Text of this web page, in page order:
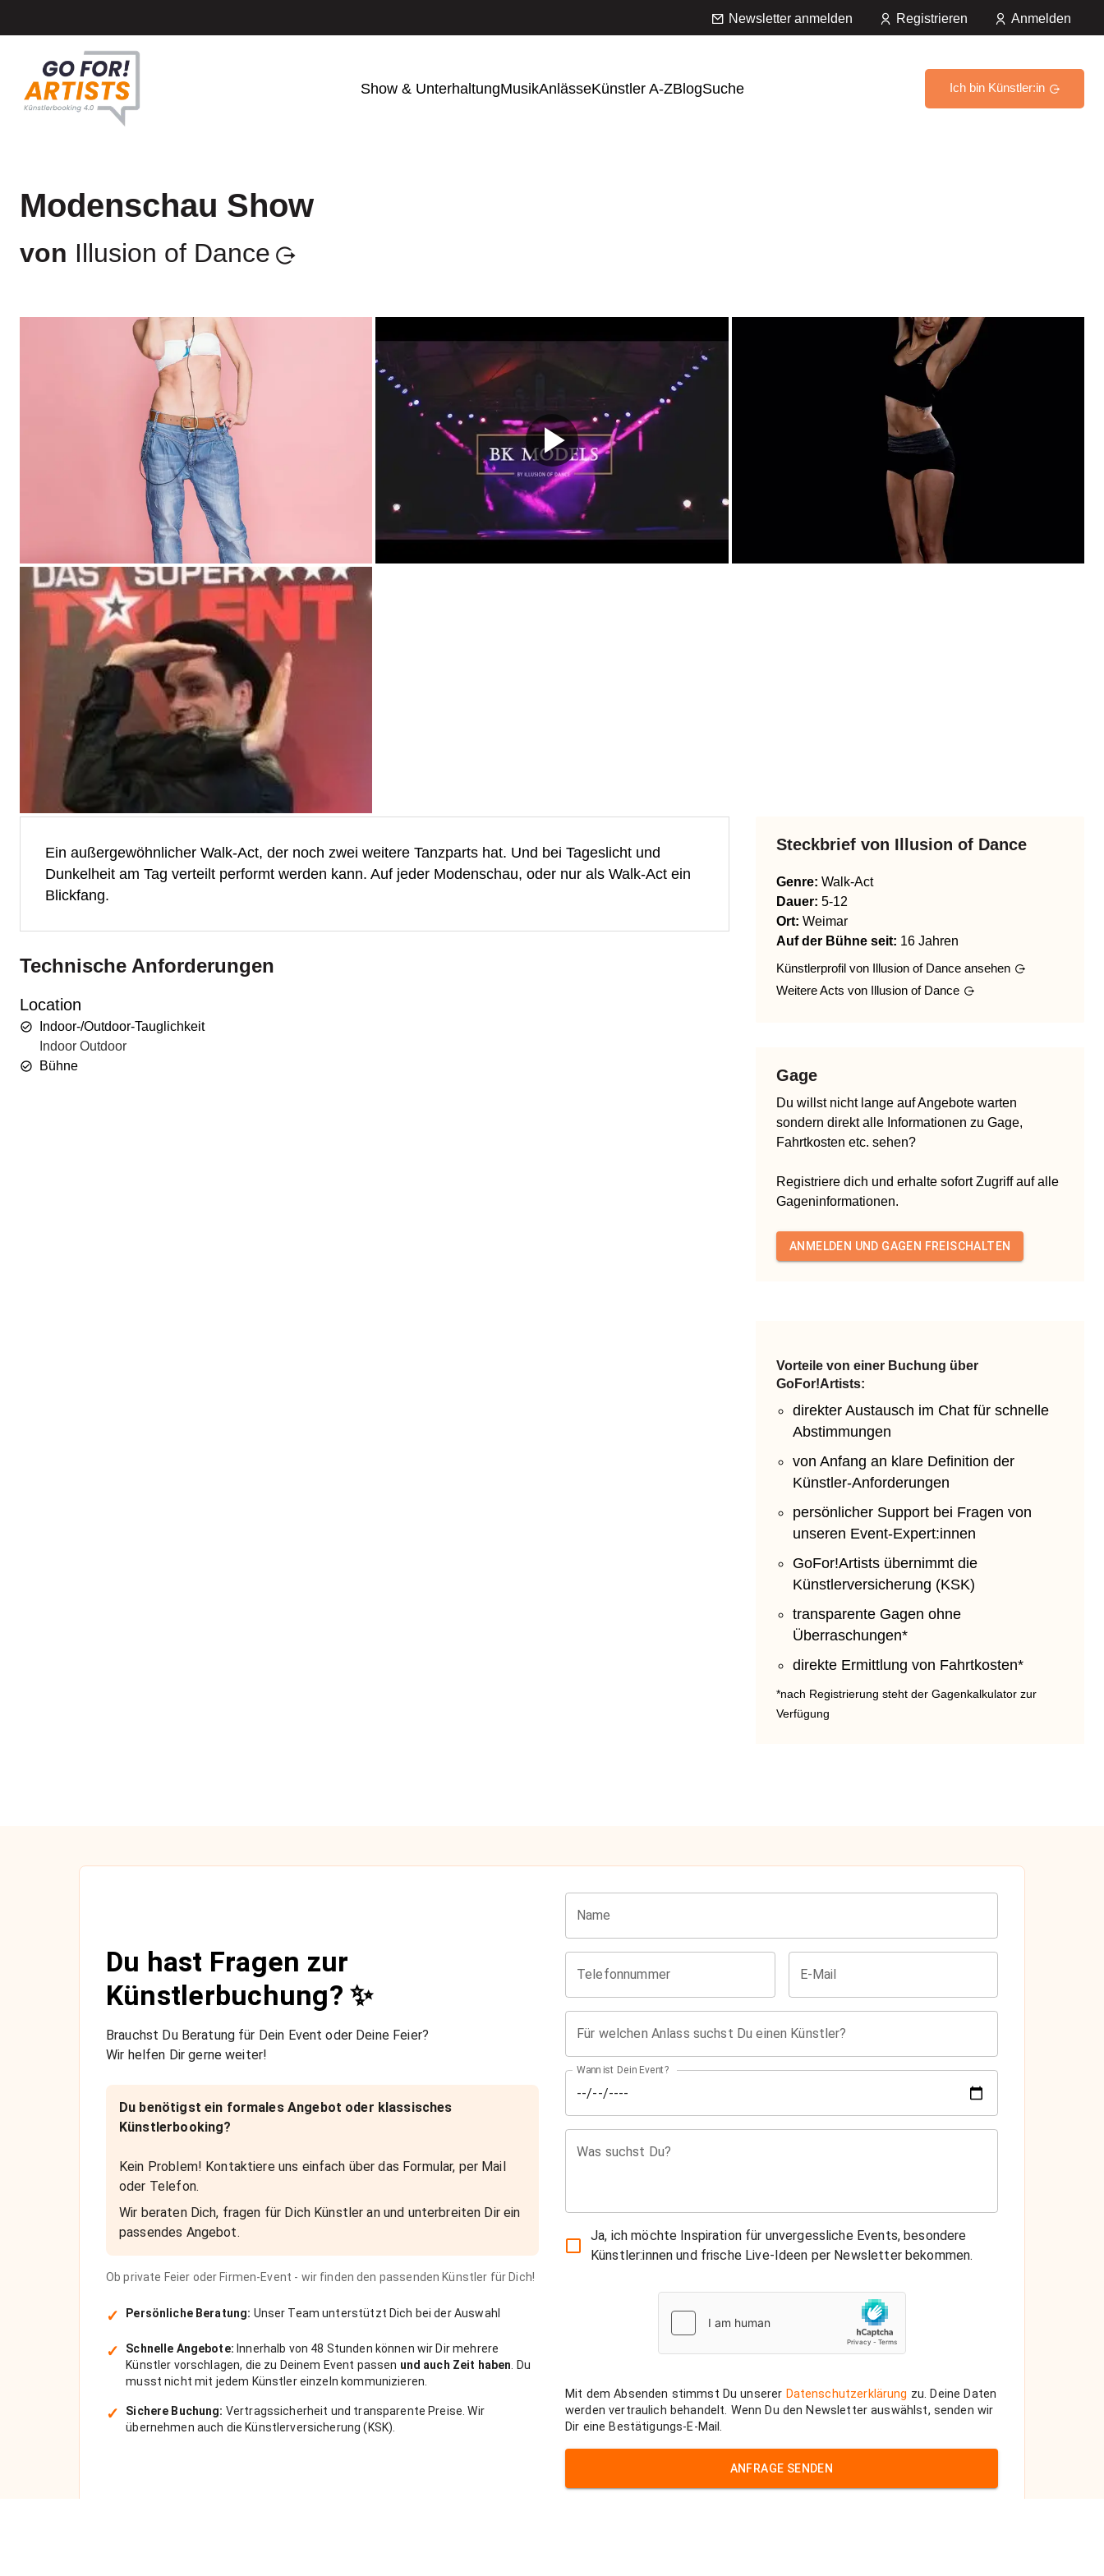
Newsletter anmelden Registrieren Anmelden
Show & UnterhaltungMusikAnlässeKünstler A-ZBlogSuche Ich bin Künstler:in
Modenschau Show
von Illusion of Dance
Ein außergewöhnlicher Walk-Act, der noch zwei weitere Tanzparts hat. Und bei Tageslicht und
Dunkelheit am Tag verteilt performt werden kann. Auf jeder Modenschau, oder nur als Walk-Act ein
Blickfang.
Technische Anforderungen
Location
Indoor-/Outdoor-Tauglichkeit
Indoor Outdoor
Bühne
Steckbrief von Illusion of Dance
Genre: Walk-Act
Dauer: 5-12
Ort: Weimar
Auf der Bühne seit: 16 Jahren
Künstlerprofil von Illusion of Dance ansehen
Weitere Acts von Illusion of Dance
Gage
Du willst nicht lange auf Angebote warten
sondern direkt alle Informationen zu Gage,
Fahrtkosten etc. sehen?
Registriere dich und erhalte sofort Zugriff auf alle
Gageninformationen.
ANMELDEN UND GAGEN FREISCHALTEN
Vorteile von einer Buchung über
GoFor!Artists:
direkter Austausch im Chat für schnelle
Abstimmungen
von Anfang an klare Definition der
Künstler-Anforderungen
persönlicher Support bei Fragen von
unseren Event-Expert:innen
GoFor!Artists übernimmt die
Künstlerversicherung (KSK)
transparente Gagen ohne
Überraschungen*
direkte Ermittlung von Fahrtkosten*
*nach Registrierung steht der Gagenkalkulator zur
Verfügung
Du hast Fragen zur
Künstlerbuchung? ✨
Brauchst Du Beratung für Dein Event oder Deine Feier?
Wir helfen Dir gerne weiter!
Du benötigst ein formales Angebot oder klassisches
Künstlerbooking?
Kein Problem! Kontaktiere uns einfach über das Formular, per Mail
oder Telefon.
Wir beraten Dich, fragen für Dich Künstler an und unterbreiten Dir ein
passendes Angebot.
Ob private Feier oder Firmen-Event - wir finden den passenden Künstler für Dich!
✓ Persönliche Beratung: Unser Team unterstützt Dich bei der Auswahl
✓ Schnelle Angebote: Innerhalb von 48 Stunden können wir Dir mehrere
Künstler vorschlagen, die zu Deinem Event passen und auch Zeit haben . Du
musst nicht mit jedem Künstler einzeln kommunizieren.
✓ Sichere Buchung: Vertragssicherheit und transparente Preise. Wir
übernehmen auch die Künstlerversicherung (KSK).
Name
Telefonnummer E-Mail
Für welchen Anlass suchst Du einen Künstler?
Wann ist Dein Event?
Was suchst Du?
Ja, ich möchte Inspiration für unvergessliche Events, besondere
Künstler:innen und frische Live-Ideen per Newsletter bekommen.
Mit dem Absenden stimmst Du unserer Datenschutzerklärung zu. Deine Daten
werden vertraulich behandelt. Wenn Du den Newsletter auswählst, senden wir
Dir eine Bestätigungs-E-Mail.
ANFRAGE SENDEN